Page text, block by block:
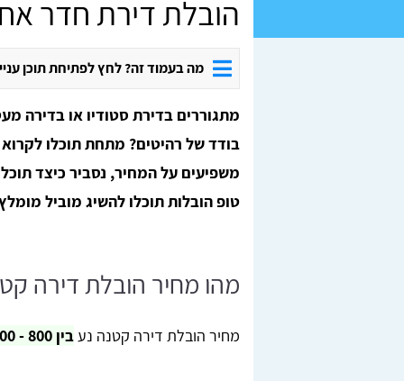
הובלת דירת חדר
מה בעמוד זה? לחץ לפתיחת תוכן
מתגוררים בדירת סטודיו או בדירה
בודד של רהיטים? מתחת תוכלו
משפיעים על המחיר, נסביר כיצד
טופ הובלות תוכלו להשיג מוביל
מהו מחיר הובלת דירה
מחיר הובלת דירה קטנה נעבין 800 - 1,100 ש"ח